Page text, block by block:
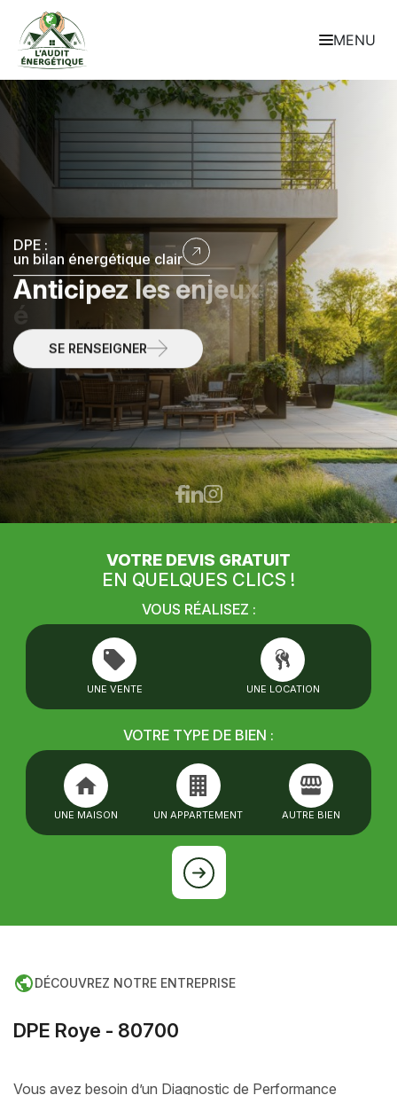
MENU
DPE :
un bilan énergétique clair
Anticipezlesenjeux
é
é ti qu e dès aujo urd’hui
SE RENSEIGNER
VOTRE DEVIS GRATUIT
EN QUELQUES CLICS !
VOUS RÉALISEZ :
UNE VENTE UNE LOCATION
VOTRE TYPE DE BIEN :
UNE MAISON UN APPARTEMENT AUTRE BIEN
DÉCOUVREZ NOTRE ENTREPRISE
DPE Roye - 80700
Vous avez besoin d’un Diagnostic de Performance